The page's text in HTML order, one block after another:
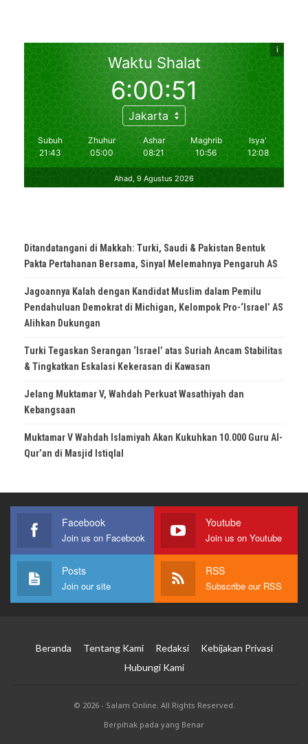
Ditandatangani di Makkah: Turki, Saudi & Pakistan Bentuk
Pakta Pertahanan Bersama, Sinyal Melemahnya Pengaruh AS
Jagoannya Kalah dengan Kandidat Muslim dalam Pemilu
Pendahuluan Demokrat di Michigan, Kelompok Pro-‘Israel’ AS
Alihkan Dukungan
Turki Tegaskan Serangan ‘Israel’ atas Suriah Ancam Stabilitas
& Tingkatkan Eskalasi Kekerasan di Kawasan
Jelang Muktamar V, Wahdah Perkuat Wasathiyah dan
Kebangsaan
Muktamar V Wahdah Islamiyah Akan Kukuhkan 10.000 Guru Al-
Qur’an di Masjid Istiqlal
Facebook
Join us on Facebook
Youtube
Join us on Youtube
Posts
Join our site
RSS
Subscribe our RSS
Beranda Tentang Kami Redaksi
Kebijakan Privasi
Hubungi Kami
© 2026 - Salam Online. All Rights Reserved.
Berpihak pada yang Benar